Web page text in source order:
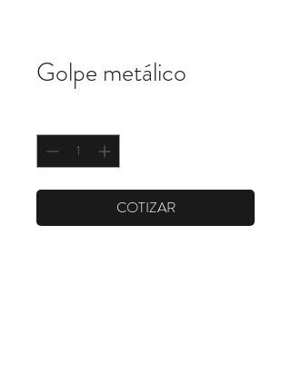
Golpe metálico
COTIZAR